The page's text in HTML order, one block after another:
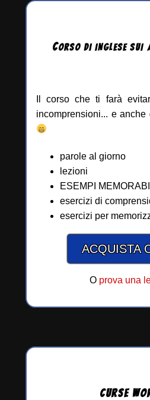
CORSO DI INGLESE SUI
Il corso che ti farà
incomprensioni... e anche
parole al giorno
lezioni
ESEMPI
esercizi di
esercizi per
ACQUISTA
O prova una
CURSE